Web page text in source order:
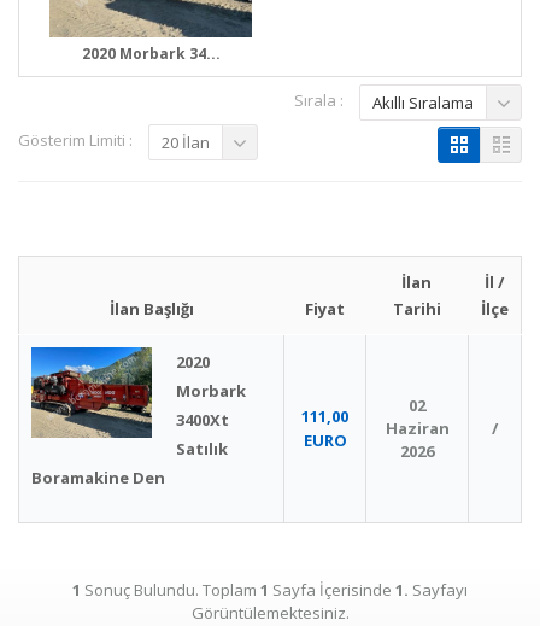
2020 Morbark 34...
Sırala :
Akıllı Sıralama
Gösterim Limiti :
20 İlan
İlan Başlığı Fiyat
İlan
Tarihi
İl /
İlçe
2020
Morbark
3400Xt
Satılık
Boramakine Den
111,00
EURO
02
Haziran
2026
/
1 Sonuç Bulundu. Toplam 1 Sayfa İçerisinde 1. Sayfayı
Görüntülemektesiniz.